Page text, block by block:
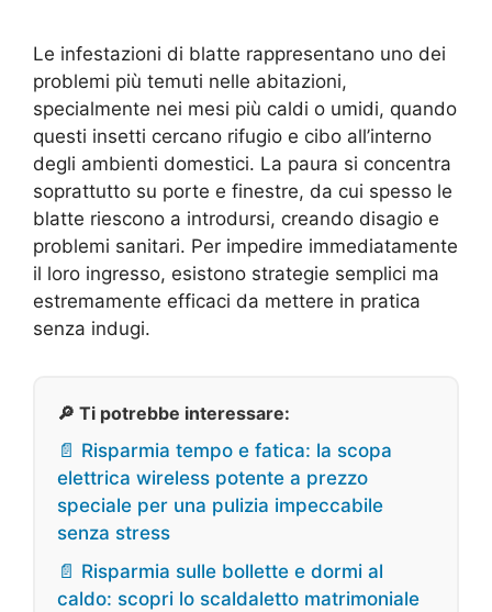
Le infestazioni di blatte rappresentano uno dei
problemi più temuti nelle abitazioni,
specialmente nei mesi più caldi o umidi, quando
questi insetti cercano rifugio e cibo all’interno
degli ambienti domestici. La paura si concentra
soprattutto su porte e finestre, da cui spesso le
blatte riescono a introdursi, creando disagio e
problemi sanitari. Per impedire immediatamente
il loro ingresso, esistono strategie semplici ma
estremamente efficaci da mettere in pratica
senza indugi.
🔎 Ti potrebbe interessare:
📄 Risparmia tempo e fatica: la scopa
elettrica wireless potente a prezzo
speciale per una pulizia impeccabile
senza stress
📄 Risparmia sulle bollette e dormi al
caldo: scopri lo scaldaletto matrimoniale